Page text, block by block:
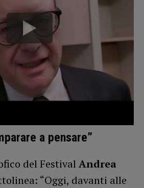
a pensare”
del Festival Andrea
“Oggi, davanti alle